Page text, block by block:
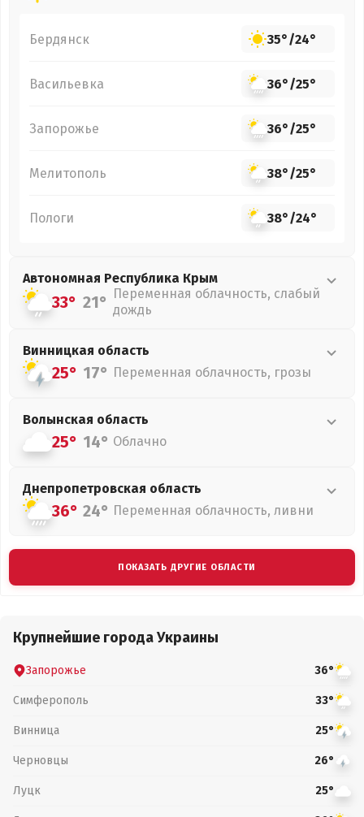
Бердянск 35°/24°
Васильевка 36°/25°
Запорожье 36°/25°
Мелитополь 38°/25°
Пологи 38°/24°
Автономная Республика Крым
33° 21° Переменная облачность, слабый
дождь
Винницкая область
25° 17° Переменная облачность, грозы
Волынская область
25° 14° Облачно
Днепропетровская область
36° 24° Переменная облачность, ливни
ПОКАЗАТЬ ДРУГИЕ ОБЛАСТИ
Крупнейшие города Украины
Запорожье 36°
Симферополь 33°
Винница 25°
Черновцы 26°
Луцк 25°